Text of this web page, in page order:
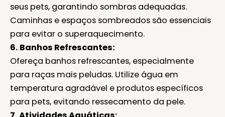
seus pets, garantindo sombras adequadas.
Caminhas e espaços sombreados são essenciais
para evitar o superaquecimento.
6. Banhos Refrescantes:
Ofereça banhos refrescantes, especialmente
para raças mais peludas. Utilize água em
temperatura agradável e produtos específicos
para pets, evitando ressecamento da pele.